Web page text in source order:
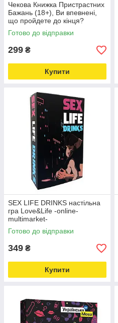
Чекова Книжка Пристрастних
Бажань (18+), Ви впевнені,
що пройдете до кінця?
Love&Life -online-multimarket-
Готово до відправки
299 ₴
Купити
SEX LIFE DRINKS настільна
гра Love&Life -online-
multimarket-
Готово до відправки
349 ₴
Купити